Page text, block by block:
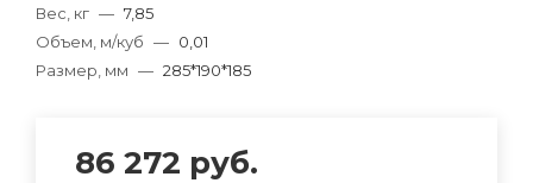
Вес, кг — 7,85
Объем, м/куб — 0,01
Размер, мм — 285*190*185
86 272 руб.